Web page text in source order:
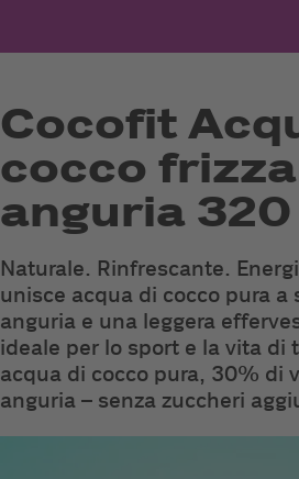
Cocofit
cocco
anguria 320
Naturale. Rinfrescante.
unisce acqua di cocco pura a
anguria e una leggera
ideale per lo sport e la vita
acqua di cocco pura, 30% di
anguria – senza zuccheri